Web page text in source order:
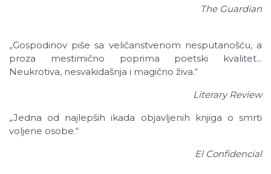
The Guardian
„Gospodinov piše sa veličanstvenom nesputanošću, a
proza mestimično poprima poetski kvalitet...
Neukrotiva, nesvakidašnja i magično živa.“
Literary Review
„Jedna od najlepših ikada objavljenih knjiga o smrti
voljene osobe.“
El Confidencial